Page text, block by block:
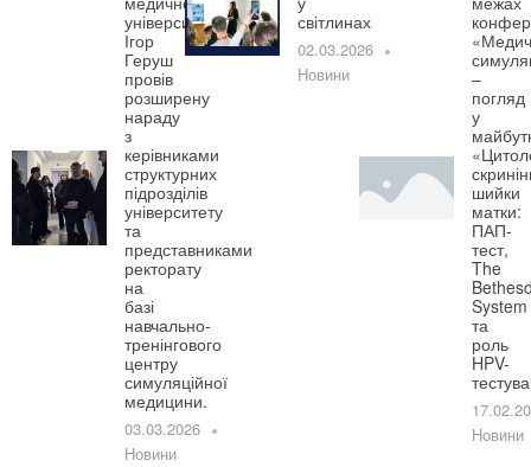
університету
Ігор
Геруш
провів
розширену
нараду
з
керівниками
структурних
підрозділів
університету
та
представниками
ректорату
на
базі
навчально-
тренінгового
центру
симуляційної
медицини.
03.03.2026
Новини
світлинах
02.03.2026
Новини
–
погляд
у
шийки
матки:
ПАП-
тест,
The
System
та
роль
HPV-
Новини